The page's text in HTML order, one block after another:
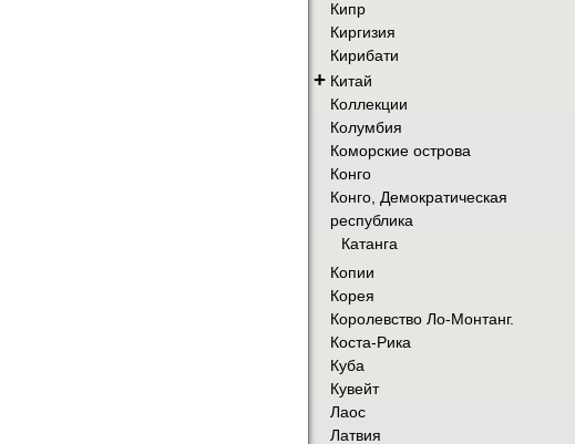
Кипр
Киргизия
Кирибати
+ Китай
Коллекции
Колумбия
Коморские острова
Конго
Конго, Демократическая
республика
Катанга
Копии
Корея
Королевство Ло-Монтанг.
Коста-Рика
Куба
Кувейт
Лаос
Латвия